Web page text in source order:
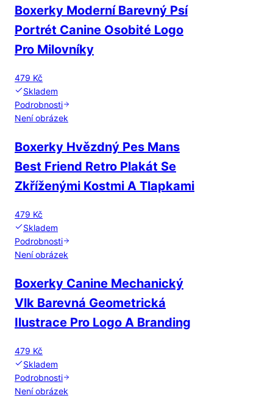
Boxerky Moderní Barevný Psí
Portrét Canine Osobité Logo
Pro Milovníky
479 Kč
Skladem
Podrobnosti
Není obrázek
Boxerky Hvězdný Pes Mans
Best Friend Retro Plakát Se
Zkříženými Kostmi A Tlapkami
479 Kč
Skladem
Podrobnosti
Není obrázek
Boxerky Canine Mechanický
Vlk Barevná Geometrická
Ilustrace Pro Logo A Branding
479 Kč
Skladem
Podrobnosti
Není obrázek